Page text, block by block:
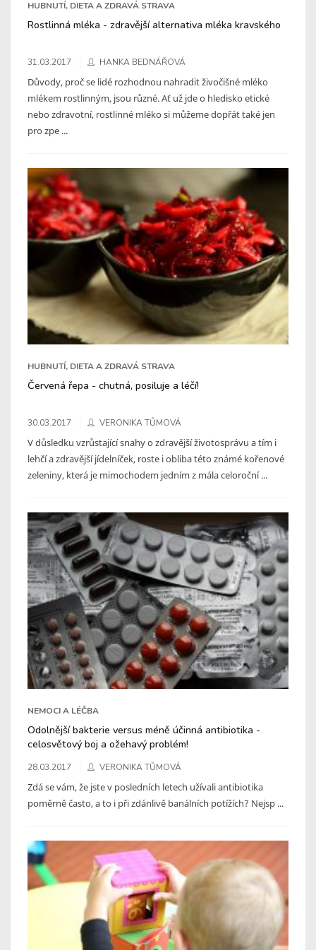
HUBNUTÍ, DIETA A ZDRAVÁ STRAVA
Rostlinná mléka - zdravější alternativa mléka kravského
31.03.2017 HANKA BEDNÁŘOVÁ
Důvody, proč se lidé rozhodnou nahradit živočišné mléko
mlékem rostlinným, jsou různé. Ať už jde o hledisko etické
nebo zdravotní, rostlinné mléko si můžeme dopřát také jen
pro zpe ...
HUBNUTÍ, DIETA A ZDRAVÁ STRAVA
Červená řepa - chutná, posiluje a léčí!
30.03.2017 VERONIKA TŮMOVÁ
V důsledku vzrůstající snahy o zdravější životosprávu a tím i
lehčí a zdravější jídelníček, roste i obliba této známé kořenové
zeleniny, která je mimochodem jedním z mála celoroční ...
NEMOCI A LÉČBA
Odolnější bakterie versus méně účinná antibiotika -
celosvětový boj a ožehavý problém!
28.03.2017 VERONIKA TŮMOVÁ
Zdá se vám, že jste v posledních letech užívali antibiotika
poměrně často, a to i při zdánlivě banálních potížích? Nejsp ...